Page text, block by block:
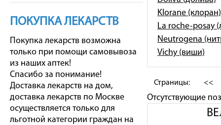
ПОКУПКА ЛЕКАРСТВ
Покупка лекарств возможна
только при помощи самовывоза
из наших аптек!
Спасибо за понимание!
Доставка лекарств на дом,
доставка лекарств по Москве
осуществляется только для
льготной категории граждан на
Klorane (клоран)
La roche-posay
Neutrogena
Vichy (виши)
Страницы: <<
Отсутствующие